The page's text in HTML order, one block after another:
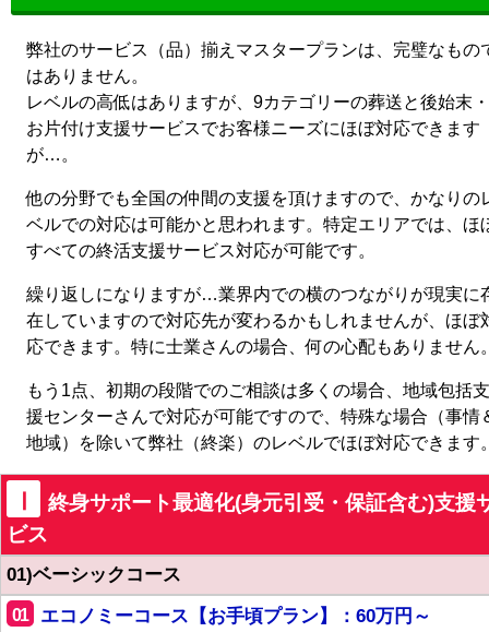
弊社のサービス（品）揃えマスタープランは、完璧なもの
はありません。
レベルの高低はありますが、9カテゴリーの葬送と後始末・
お片付け支援サービスでお客様ニーズにほぼ対応できます
が…。
他の分野でも全国の仲間の支援を頂けますので、かなりの
ベルでの対応は可能かと思われます。特定エリアでは、ほ
すべての終活支援サービス対応が可能です。
繰り返しになりますが…業界内での横のつながりが現実に
在していますので対応先が変わるかもしれませんが、ほぼ
応できます。特に士業さんの場合、何の心配もありません
もう1点、初期の段階でのご相談は多くの場合、地域包括支
援センターさんで対応が可能ですので、特殊な場合（事情
地域）を除いて弊社（終楽）のレベルでほぼ対応できます
Ⅰ
終身サポート最適化(身元引受・保証含む)支援
ビス
01)ベーシックコース
01
エコノミーコース【お手頃プラン】：60万円～